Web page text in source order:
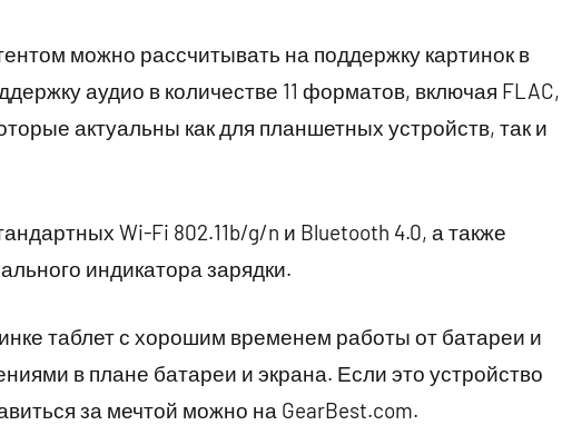
можно рассчитывать на поддержку картинок в
аудио в количестве 11 форматов, включая FLAC,
актуальны как для планшетных устройств, так и
Wi-Fi 802.11b/g/n и Bluetooth 4.0, а также
индикатора зарядки.
таблет с хорошим временем работы от батареи и
в плане батареи и экрана. Если это устройство
за мечтой можно на GearBest.com.